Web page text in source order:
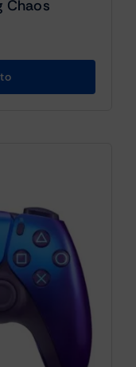
Chaos